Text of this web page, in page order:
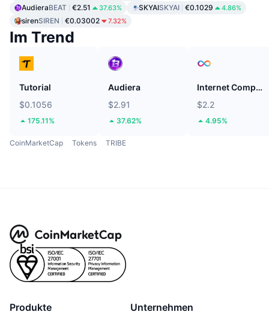
AudieraBEAT €2.51 37.63% SKYAISKYAI €0.1029 4.86%
sirenSIREN €0.03002 7.32%
Im Trend
Tutorial
$0.1056
175.11%
Audiera
$2.91
37.62%
Internet Computer
$2.2
4.95%
CoinMarketCap Tokens TRIBE
Produkte Unternehmen